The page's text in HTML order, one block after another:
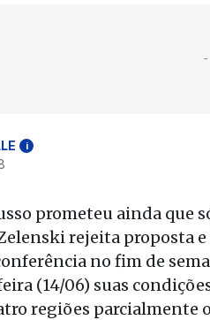
i
prometeu ainda que
rejeita proposta
no fim de
(14/06) suas
regiões parcialmente